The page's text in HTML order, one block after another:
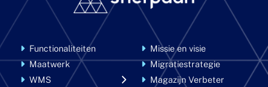
Functionaliteiten
Maatwerk
WMS
Missie en visie
Migratiestrategie
Magazijn Verbeter